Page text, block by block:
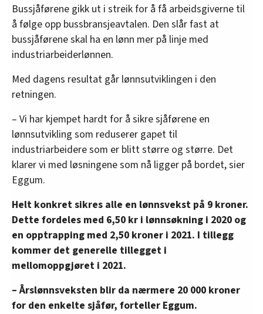
Bussjåførene gikk ut i streik for å få arbeidsgiverne til
å følge opp bussbransjeavtalen. Den slår fast at
bussjåførene skal ha en lønn mer på linje med
industriarbeiderlønnen.
Med dagens resultat går lønnsutviklingen i den
retningen.
– Vi har kjempet hardt for å sikre sjåførene en
lønnsutvikling som reduserer gapet til
industriarbeidere som er blitt større og større. Det
klarer vi med løsningene som nå ligger på bordet, sier
Eggum.
Helt konkret sikres alle en lønnsvekst på 9 kroner.
Dette fordeles med 6,50 kr i lønnsøkning i 2020 og
en opptrapping med 2,50 kroner i 2021. I tillegg
kommer det generelle tillegget i
mellomoppgjøret i 2021.
– Årslønnsveksten blir da nærmere 20 000 kroner
for den enkelte sjåfør, forteller Eggum.